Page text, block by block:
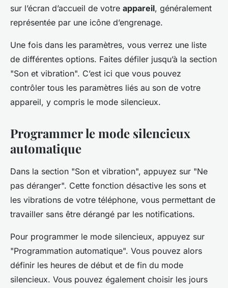
sur l’écran d’accueil de votre appareil, généralement
représentée par une icône d’engrenage.
Une fois dans les paramètres, vous verrez une liste
de différentes options. Faites défiler jusqu’à la section
"Son et vibration". C’est ici que vous pouvez
contrôler tous les paramètres liés au son de votre
appareil, y compris le mode silencieux.
Programmer le mode silencieux
automatique
Dans la section "Son et vibration", appuyez sur "Ne
pas déranger". Cette fonction désactive les sons et
les vibrations de votre téléphone, vous permettant de
travailler sans être dérangé par les notifications.
Pour programmer le mode silencieux, appuyez sur
"Programmation automatique". Vous pouvez alors
définir les heures de début et de fin du mode
silencieux. Vous pouvez également choisir les jours